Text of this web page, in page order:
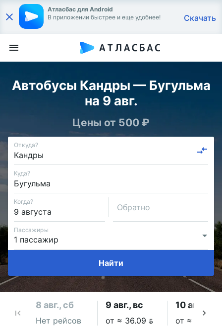
Атласбас для Android
В приложении быстрее и еще удобнее!
Скачать
Автобусы Кандры — Бугульма
на 9 авг.
Цены от 500 ₽
Откуда?
Куда?
Когда?
Обратно
Пассажиры
Найти
8 авг., сб
Нет рейсов
9 авг., вс
от ≈ 36.09 
10 авг., пн
от ≈ 36.09